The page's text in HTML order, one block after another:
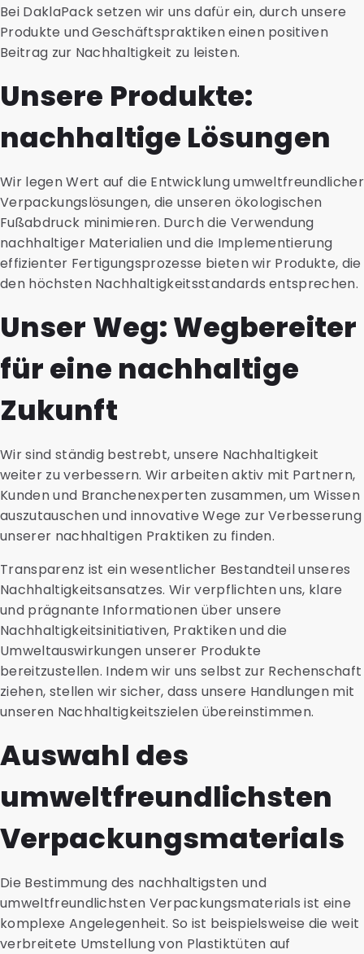
Bei DaklaPack setzen wir uns dafür ein, durch unsere
Produkte und Geschäftspraktiken einen positiven
Beitrag zur Nachhaltigkeit zu leisten.
Unsere Produkte:
nachhaltige Lösungen
Wir legen Wert auf die Entwicklung umweltfreundlicher
Verpackungslösungen, die unseren ökologischen
Fußabdruck minimieren. Durch die Verwendung
nachhaltiger Materialien und die Implementierung
effizienter Fertigungsprozesse bieten wir Produkte, die
den höchsten Nachhaltigkeitsstandards entsprechen.
Unser Weg: Wegbereiter
für eine nachhaltige
Zukunft
Wir sind ständig bestrebt, unsere Nachhaltigkeit
weiter zu verbessern. Wir arbeiten aktiv mit Partnern,
Kunden und Branchenexperten zusammen, um Wissen
auszutauschen und innovative Wege zur Verbesserung
unserer nachhaltigen Praktiken zu finden.
Transparenz ist ein wesentlicher Bestandteil unseres
Nachhaltigkeitsansatzes. Wir verpflichten uns, klare
und prägnante Informationen über unsere
Nachhaltigkeitsinitiativen, Praktiken und die
Umweltauswirkungen unserer Produkte
bereitzustellen. Indem wir uns selbst zur Rechenschaft
ziehen, stellen wir sicher, dass unsere Handlungen mit
unseren Nachhaltigkeitszielen übereinstimmen.
Auswahl des
umweltfreundlichsten
Verpackungsmaterials
Die Bestimmung des nachhaltigsten und
umweltfreundlichsten Verpackungsmaterials ist eine
komplexe Angelegenheit. So ist beispielsweise die weit
verbreitete Umstellung von Plastiktüten auf